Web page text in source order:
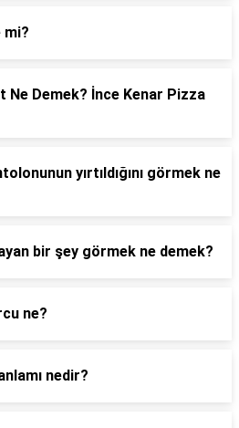
mi?
Ne Demek? İnce Kenar Pizza
yırtıldığını görmek ne
bir şey görmek ne demek?
ne?
nedir?